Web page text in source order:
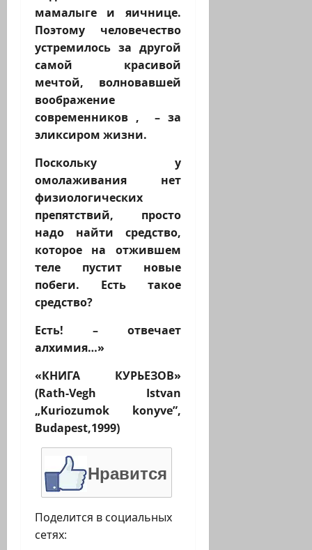
мамалыге и яичнице.
Поэтому человечество
устремилось за другой
самой красивой
мечтой, волновавшей
воображение
современников , – за
эликсиром жизни.
Поскольку у
омолаживания нет
физиологических
препятствий, просто
надо найти средство,
которое на отжившем
теле пустит новые
побеги. Есть такое
средство?
Есть! – отвечает
алхимия…»
«КНИГА КУРЬЕЗОВ»
(Rath-Vegh Istvan
„Kuriozumok konyve”,
Budapest,1999)
Нравится
Поделится в социальных
сетях: